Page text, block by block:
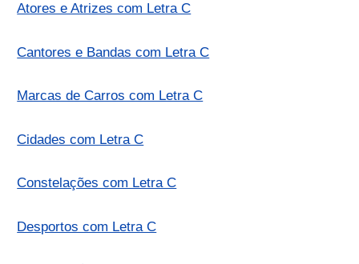
Atores e Atrizes com Letra C
Cantores e Bandas com Letra C
Marcas de Carros com Letra C
Cidades com Letra C
Constelações com Letra C
Desportos com Letra C